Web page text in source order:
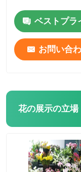
ベストプラ
お問い合
花の展示の立場